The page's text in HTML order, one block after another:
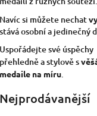
Navíc si můžete nechat
stává osobní a jedinečný
Uspořádejte své úspěchy
přehledně a stylově s
medaile na míru.
Nejprodávanější